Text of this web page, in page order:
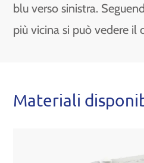
blu verso sinistra.
più vicina si può vedere il
Materiali